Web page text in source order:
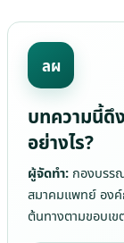
ลผ
บทความนี้ดึ
อย่างไร?
ผู้จัดทำ: กองบรร
สมาคมแพทย์ องค์
ต้นทางตามขอบเข